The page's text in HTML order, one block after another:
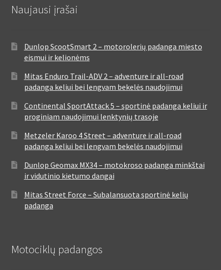
Naujausi įrašai
Dunlop ScootSmart 2 – motorolerių padanga miesto
eismui ir kelionėms
Mitas Enduro Trail-ADV 2 – adventure ir all-road
padanga keliui bei lengvam bekelės naudojimui
Continental SportAttack 5 – sportinė padanga keliui ir
proginiam naudojimui lenktynių trasoje
Metzeler Karoo 4 Street – adventure ir all-road
padanga keliui bei lengvam bekelės naudojimui
Dunlop Geomax MX34 – motokroso padanga minkštai
ir vidutinio kietumo dangai
Mitas Street Force – Subalansuota sportinė kelių
padanga
Motociklų padangos